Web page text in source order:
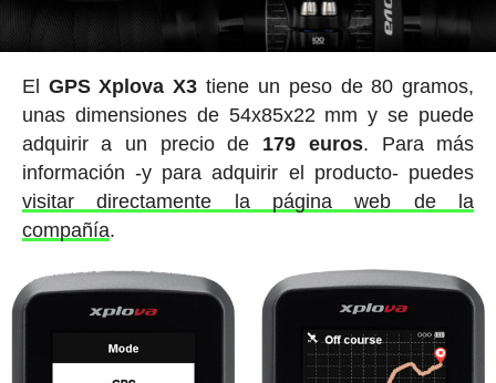
El GPS Xplova X3 tiene un peso de 80 gramos,
unas dimensiones de 54x85x22 mm y se puede
adquirir a un precio de 179 euros. Para más
información -y para adquirir el producto- puedes
visitar directamente la página web de la
compañía.